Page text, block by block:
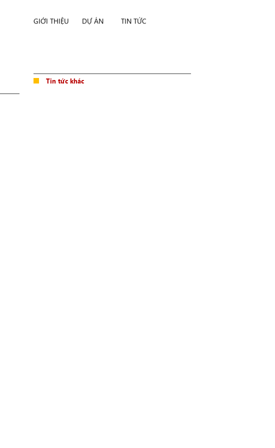
GIỚI THIỆU DỰ ÁN TIN TỨC
Tin tức khác